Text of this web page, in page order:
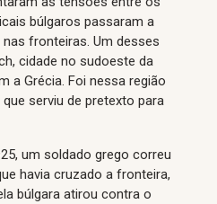
búlgaros passaram a
fronteiras. Um desses
cidade no sudoeste da
a Grécia. Foi nessa região
serviu de pretexto para
um soldado grego correu
havia cruzado a fronteira,
búlgara atirou contra o